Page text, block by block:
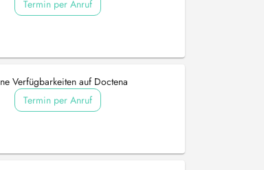
Termin per Anruf
Verfügbarkeiten auf Doctena
Termin per Anruf